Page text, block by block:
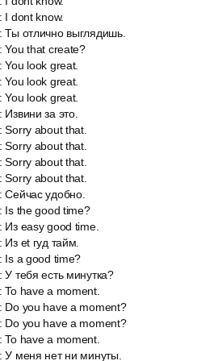
I dont know.
Ты отлично выглядишь.
:You that create?
:You look great.
:You look great.
You look great.
Извини за это.
Sorry about that.
:Sorry about that.
Sorry about that.
Sorry about that.
Сейчас удобно.
: Is the good time?
: Из easy good time.
: Из et гуд тайм.
Is a good time?
У тебя есть минутка?
To have a moment.
: Do you have a moment?
Do you have a moment?
To have a moment.
У меня нет ни минуты.